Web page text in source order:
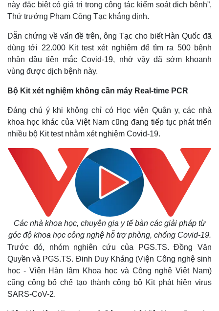
Quan sát
Cuộc sống đó đây
Hồ sơ
Video
Ảnh
E-Magazine
này đặc biệt có giá trị trong công tác kiểm soát dịch bệnh”,
Thứ trưởng Phạm Công Tạc khẳng định.
Dẫn chứng về vấn đề trên, ông Tạc cho biết Hàn Quốc đã
dùng tới 22.000 Kit test xét nghiệm để tìm ra 500 bệnh
nhân đầu tiên mắc Covid-19, nhờ vậy đã sớm khoanh
vùng được dịch bệnh này.
Bộ Kit xét nghiệm không cần máy Real-time PCR
Đáng chú ý khi không chỉ có Học viện Quân y, các nhà
khoa học khác của Việt Nam cũng đang tiếp tục phát triển
nhiều bộ Kit test nhằm xét nghiệm Covid-19.
Các nhà khoa học, chuyên gia y tế bàn các giải pháp từ
góc độ khoa học công nghệ hỗ trợ phòng, chống Covid-19.
Trước đó, nhóm nghiên cứu của PGS.TS. Đồng Văn
Quyền và PGS.TS. Đinh Duy Kháng (Viện Công nghệ sinh
học - Viện Hàn lâm Khoa học và Công nghệ Việt Nam)
cũng công bố chế tạo thành công bộ Kit phát hiện virus
SARS-CoV-2.